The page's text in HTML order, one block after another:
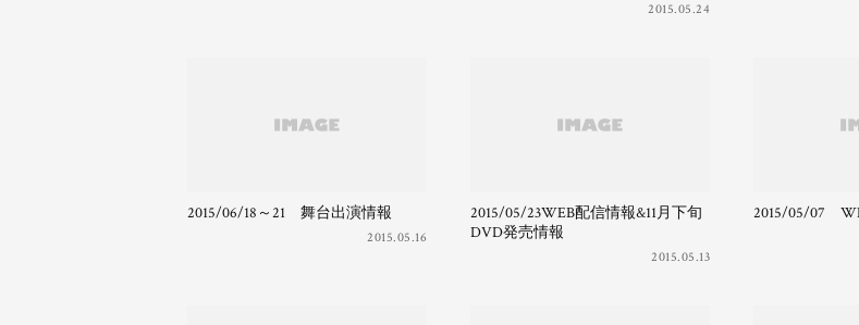
2015.05.24
2015/06/18～21 舞台出演情報
2015.05.16
2015/05/23WEB配信情報&11月下旬
DVD発売情報
2015.05.13
2015/05/07